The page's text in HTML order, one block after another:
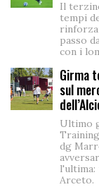
Il
tempi
passo
con i
Girma
sul
Ultimo
dg
l'ultima:
Arceto.